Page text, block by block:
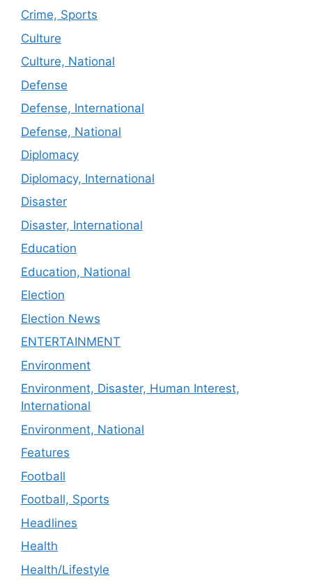
Crime, Sports
Culture
Culture, National
Defense
Defense, International
Defense, National
Diplomacy
Diplomacy, International
Disaster
Disaster, International
Education
Education, National
Election
Election News
ENTERTAINMENT
Environment
Environment, Disaster, Human Interest,
International
Environment, National
Features
Football
Football, Sports
Headlines
Health
Health/Lifestyle